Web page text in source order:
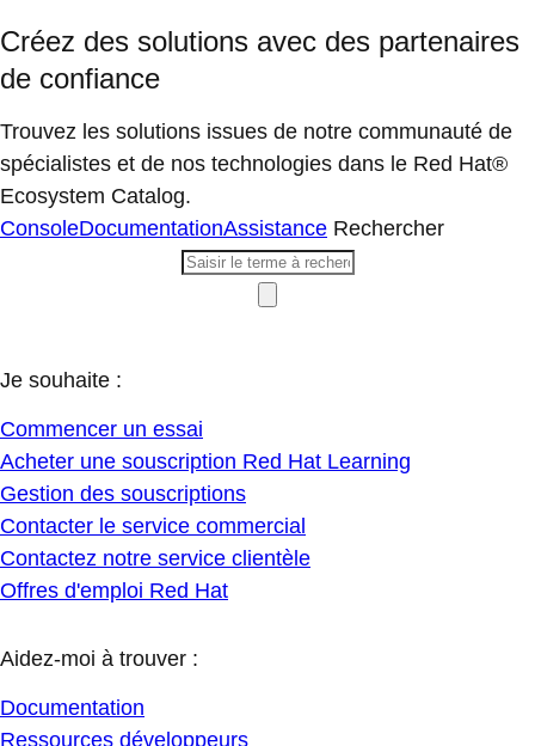
Créez des solutions avec des partenaires
de confiance
Trouvez les solutions issues de notre communauté de
spécialistes et de nos technologies dans le Red Hat®
Ecosystem Catalog.
ConsoleDocumentationAssistance Rechercher
Je souhaite :
Commencer un essai
Acheter une souscription Red Hat Learning
Gestion des souscriptions
Contacter le service commercial
Contactez notre service clientèle
Offres d'emploi Red Hat
Aidez-moi à trouver :
Documentation
Ressources développeurs